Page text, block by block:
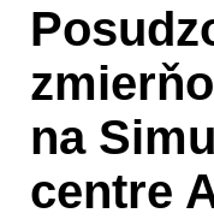
na
centre